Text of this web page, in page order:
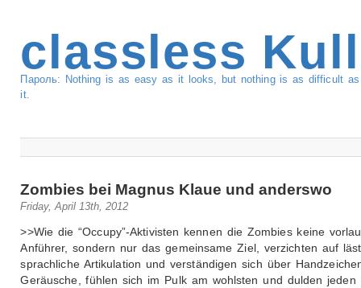
classless
Пароль: Nothing is as easy as it looks, but nothing is as difficult
it.
Zombies bei Magnus Klaue und anderswo
Friday, April 13th, 2012
>>Wie die “Occupy”-Aktivisten kennen die Zombies keine
Anführer, sondern nur das gemeinsame Ziel, verzichten auf
sprachliche Artikulation und verständigen sich über
Geräusche, fühlen sich im Pulk am wohlsten und dulden jeden